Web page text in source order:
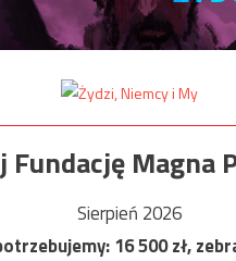
Fundację Magna
Sierpień 2026
16 500zł,